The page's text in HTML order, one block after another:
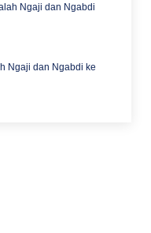
Ngaji dan Ngabdi
Ngaji dan Ngabdi ke